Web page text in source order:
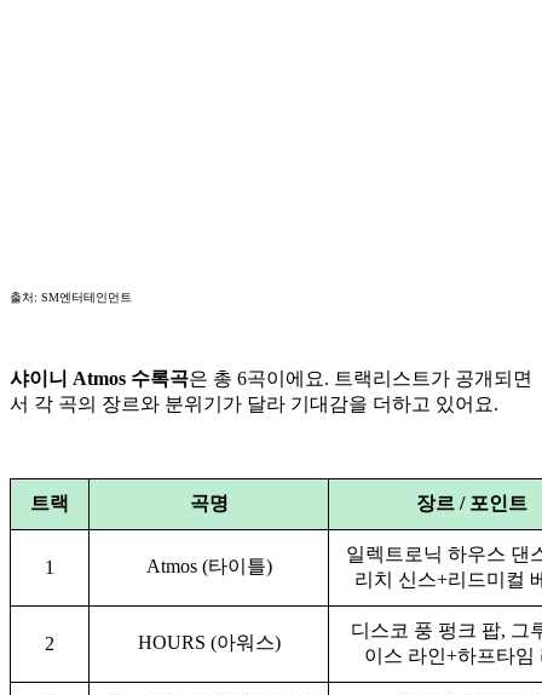
출처: SM엔터테인먼트
샤이니 Atmos 수록곡은 총 6곡이에요. 트랙리스트가 공개되면
서 각 곡의 장르와 분위기가 달라 기대감을 더하고 있어요.
트랙 곡명 장르 / 포인트
1 Atmos (타이틀)
일렉트로닉 하우스 댄
리치 신스+리드미컬
2 HOURS (아워스)
디스코 풍 펑크 팝, 그
이스 라인+하프타임